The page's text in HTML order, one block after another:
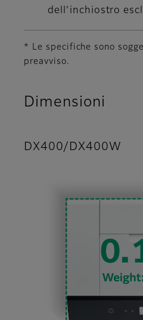
dell’inchiostro
* Le specifiche sono
preavviso.
Dimensioni
DX400/DX400W